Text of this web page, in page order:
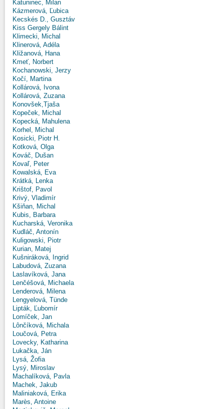
Katuninec, Milan
Kázmerová, Ľubica
Kecskés D., Gusztáv
Kiss Gergely Bálint
Klimecki, Michal
Klinerová, Adéla
Kližanová, Hana
Kmeť, Norbert
Kochanowski, Jerzy
Kočí, Martina
Kollárová, Ivona
Kollárová, Zuzana
Konovšek,Tjaša
Kopeček, Michal
Kopecká, Mahulena
Korhel, Michal
Kosicki, Piotr H.
Kotková, Olga
Kováč, Dušan
Kovaľ, Peter
Kowalská, Eva
Krátká, Lenka
Krištof, Pavol
Krivý, Vladimír
Kšiňan, Michal
Kubis, Barbara
Kucharská, Veronika
Kudláč, Antonín
Kuligowski, Piotr
Kurian, Matej
Kušniráková, Ingrid
Labudová, Zuzana
Laslavíková, Jana
Lenčéšová, Michaela
Lenderová, Milena
Lengyelová, Tünde
Lipták, Ľubomír
Lomíček, Jan
Lônčíková, Michala
Loučová, Petra
Lovecky, Katharina
Lukačka, Ján
Lysá, Žofia
Lysý, Miroslav
Machalíková, Pavla
Machek, Jakub
Maliniaková, Erika
Marès, Antoine